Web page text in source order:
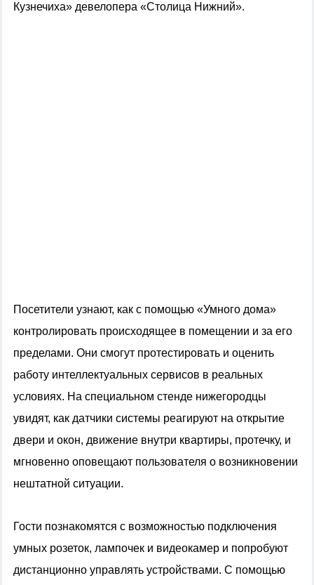
Кузнечиха» девелопера «Столица Нижний».
Посетители узнают, как с помощью «Умного дома»
контролировать происходящее в помещении и за его
пределами. Они смогут протестировать и оценить
работу интеллектуальных сервисов в реальных
условиях. На специальном стенде нижегородцы
увидят, как датчики системы реагируют на открытие
двери и окон, движение внутри квартиры, протечку, и
мгновенно оповещают пользователя о возникновении
нештатной ситуации.
Гости познакомятся с возможностью подключения
умных розеток, лампочек и видеокамер и попробуют
дистанционно управлять устройствами. С помощью